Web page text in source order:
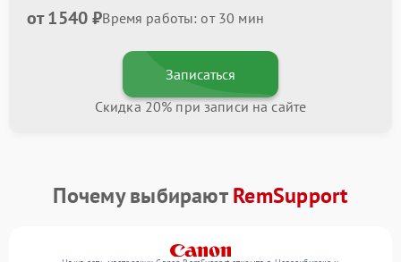
от 1540 ₽Время работы: от 30 мин
Записаться
Скидка 20% при записи на сайте
Почему выбираютRemSupport